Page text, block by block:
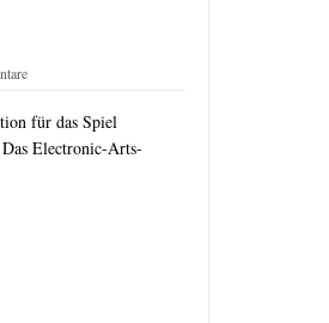
für das Spiel
Electronic-Arts-